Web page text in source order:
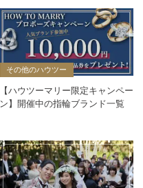
その他のハウツー
【ハウツーマリー限定キャンペー
ン】開催中の指輪ブランド一覧